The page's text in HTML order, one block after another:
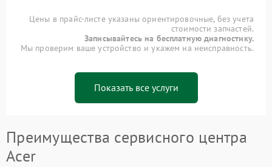
Цены в прайс-листе указаны ориентировочные, без учета
стоимости запчастей.
Записывайтесь на бесплатную диагностику.
Мы проверим ваше устройство и укажем на неисправность.
Показать все услуги
Преимущества сервисного центра
Acer